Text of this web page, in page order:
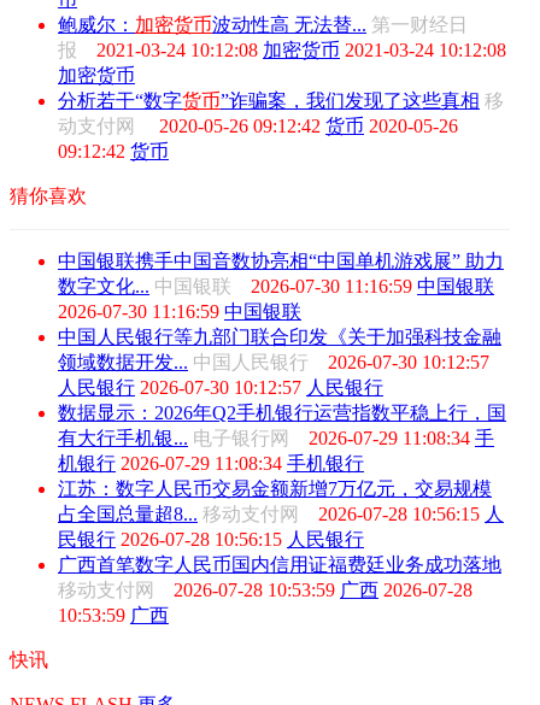
鲍威尔： 加密货币波动性高 无法替... 第一财经日
报 2021-03-24 10:12:08 加密货币 2021-03-24 10:12:08
加密货币
分析若干“数字货币”诈骗案，我们发现了这些真相 移
动支付网 2020-05-26 09:12:42 货币 2020-05-26
09:12:42 货币
猜你喜欢
中国银联携手中国音数协亮相“中国单机游戏展” 助力
数字文化... 中国银联 2026-07-30 11:16:59 中国银联
2026-07-30 11:16:59 中国银联
中国人民银行等九部门联合印发《关于加强科技金融
领域数据开发... 中国人民银行 2026-07-30 10:12:57
人民银行 2026-07-30 10:12:57 人民银行
数据显示：2026年Q2手机银行运营指数平稳上行，国
有大行手机银... 电子银行网 2026-07-29 11:08:34 手
机银行 2026-07-29 11:08:34 手机银行
江苏：数字人民币交易金额新增7万亿元，交易规模
占全国总量超8... 移动支付网 2026-07-28 10:56:15 人
民银行 2026-07-28 10:56:15 人民银行
广西首笔数字人民币国内信用证福费廷业务成功落地
移动支付网 2026-07-28 10:53:59 广西 2026-07-28
10:53:59 广西
快讯